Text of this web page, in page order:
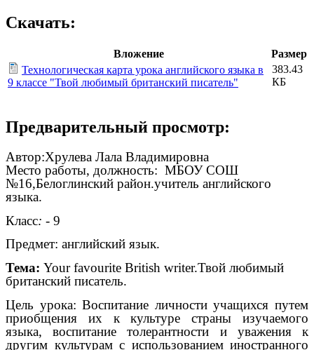
Скачать:
Вложение
Размер
Технологическая карта урока английского языка в
9 классе "Твой любимый британский писатель"
383.43
КБ
Предварительный просмотр:
Автор:Хрулева Лала Владимировна
Место работы, должность: МБОУ СОШ
№16,Белоглинский район.учитель английского
языка.
Класс: - 9
Предмет: английский язык.
Тема: Your favourite British writer.Твой любимый
британский писатель.
Цель урока: Воспитание личности учащихся путем
приобщения их к культуре страны изучаемого
языка, воспитание толерантности и уважения к
другим культурам с использованием иностранного